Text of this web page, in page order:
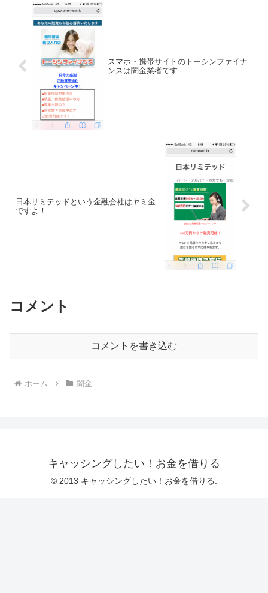
スマホ・携帯サイトのトーシンファイナ
ンスは闇金業者です
日本リミテッドという金融会社はヤミ金
ですよ！
コメント
コメントを書き込む
ホーム 闇金
キャッシングしたい！お金を借りる
© 2013 キャッシングしたい！お金を借りる.